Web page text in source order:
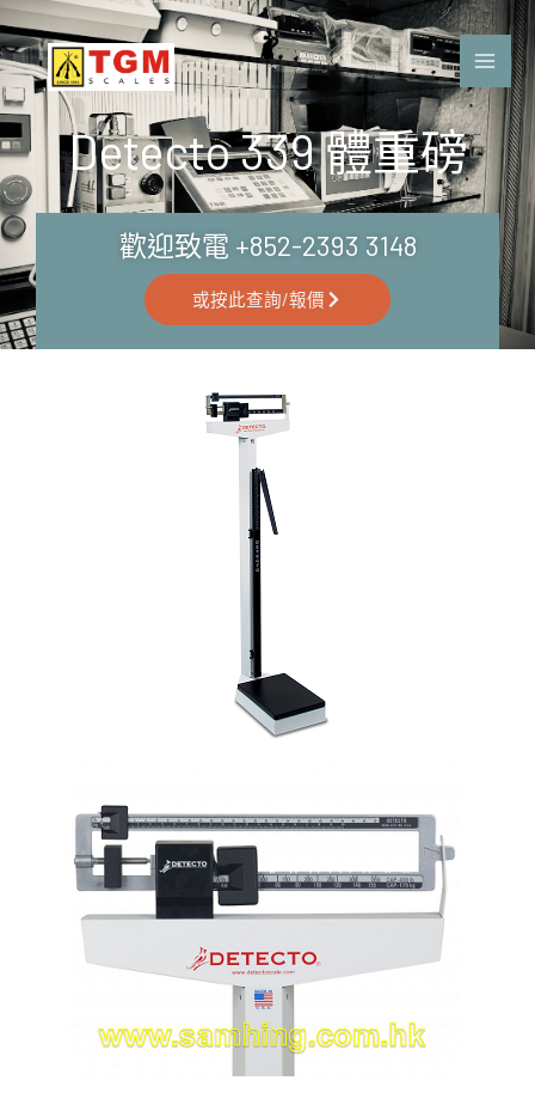
Skip
to
content
Detecto 339 體重磅
歡迎致電 +852-2393 3148
或按此查詢/報價